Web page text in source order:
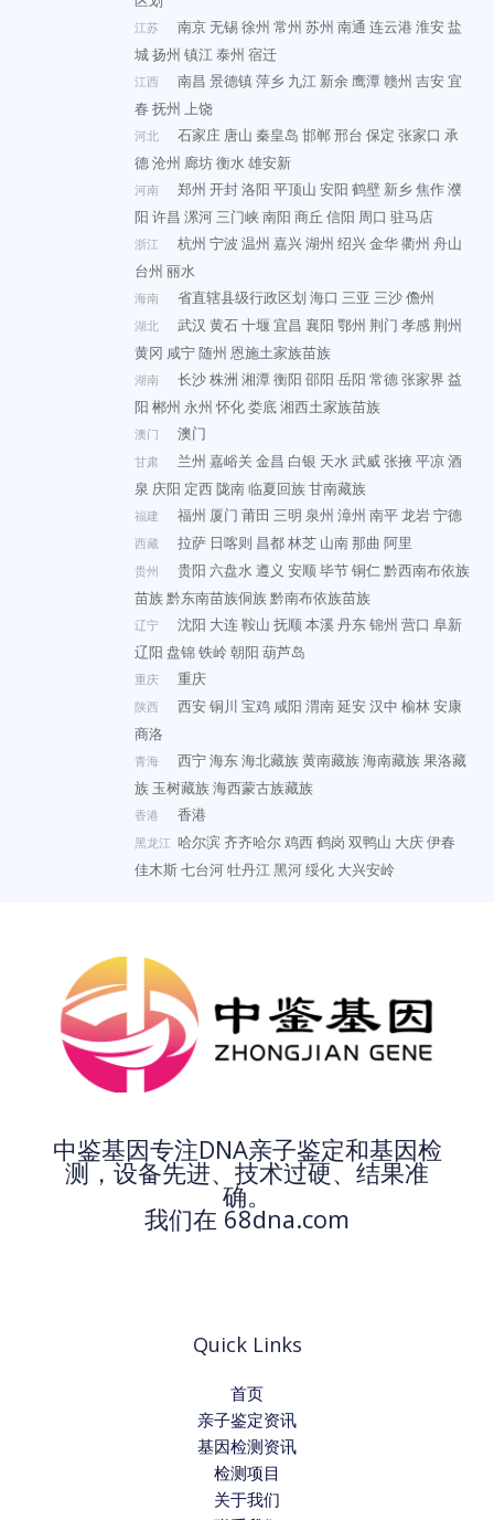
江苏 南京无锡徐州 常州 苏州 南通 连云港淮安盐
城扬州 镇江泰州 宿迁
江西 南昌 景德镇萍乡 九江 新余鹰潭赣州 吉安宜
春 抚州 上饶
河北 石家庄 唐山 秦皇岛 邯郸邢台 保定 张家口 承
德沧州 廊坊衡水雄安新
河南 郑州 开封洛阳 平顶山 安阳 鹤壁 新乡焦作濮
阳 许昌 漯河三门峡南阳 商丘 信阳 周口 驻马店
浙江 杭州 宁波 温州 嘉兴湖州 绍兴金华衢州 舟山
台州 丽水
海南 省直辖县级行政区划 海口 三亚 三沙儋州
湖北 武汉 黄石十堰 宜昌 襄阳 鄂州 荆门 孝感荆州
黄冈 咸宁随州 恩施土家族苗族
湖南 长沙株洲 湘潭衡阳 邵阳 岳阳 常德张家界 益
阳 郴州 永州 怀化娄底湘西土家族苗族
澳门 澳门
甘肃 兰州 嘉峪关 金昌 白银 天水武威张掖平凉酒
泉 庆阳 定西陇南临夏回族甘南藏族
福建 福州 厦门 莆田 三明 泉州 漳州 南平龙岩宁德
西藏 拉萨 日喀则 昌都林芝 山南那曲 阿里
贵州 贵阳 六盘水遵义 安顺毕节铜仁黔西南布依族
苗族黔东南苗族侗族黔南布依族苗族
辽宁 沈阳 大连鞍山 抚顺本溪丹东锦州 营口 阜新
辽阳 盘锦铁岭朝阳 葫芦岛
重庆 重庆
陕西 西安铜川 宝鸡 咸阳 渭南延安汉中 榆林安康
商洛
青海 西宁海东海北藏族黄南藏族海南藏族果洛藏
族 玉树藏族海西蒙古族藏族
香港 香港
黑龙江 哈尔滨齐齐哈尔鸡西鹤岗 双鸭山 大庆伊春
佳木斯七台河牡丹江黑河绥化 大兴安岭
中鉴基因专注DNA亲子鉴定和基因检
测，设备先进、技术过硬、结果准
确。
我们在 68dna.com
Quick Links
首页
亲子鉴定资讯
基因检测资讯
检测项目
关于我们